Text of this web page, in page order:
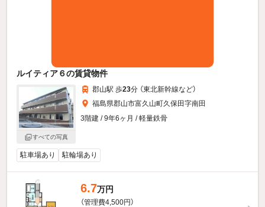
ルイティア６の賃貸物件
すべての写真
郡山駅 歩23分 （東北新幹線など）
福島県郡山市富久山町久保田字南田
3階建 / 9年6ヶ月 / 軽量鉄骨
駐車場あり 駐輪場あり
6.7万円
（管理費4,500円）